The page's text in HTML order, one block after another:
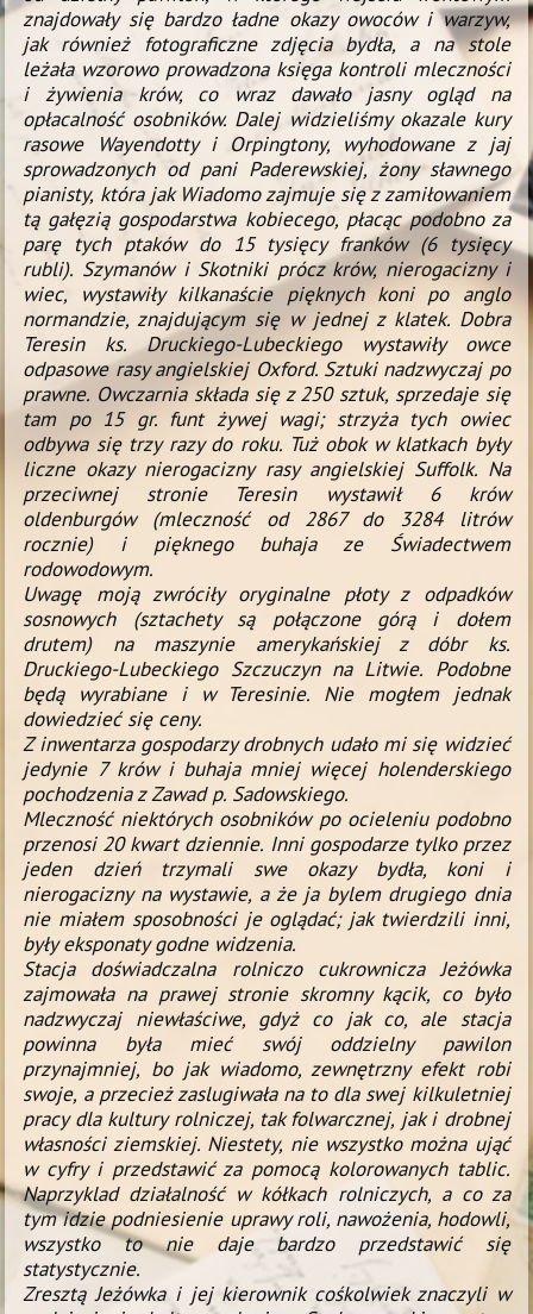
znajdowały się bardzo ładne okazy owoców i warzyw,
jak również fotograficzne zdjęcia bydła, a na stole
leżała wzorowo prowadzona księga kontroli mleczności
i żywienia krów, co wraz dawało jasny ogląd na
opłacalność osobników. Dalej widzieliśmy okazale kury
rasowe Wayendotty i Orpingtony, wyhodowane z jaj
sprowadzonych od pani Paderewskiej, żony sławnego
pianisty, która jak Wiadomo zajmuje się z zamiłowaniem
tą gałęzią gospodarstwa kobiecego, płacąc podobno za
parę tych ptaków do 15 tysięcy franków (6 tysięcy
rubli). Szymanów i Skotniki prócz krów, nierogacizny i
wiec, wystawiły kilkanaście pięknych koni po anglo
normandzie, znajdującym się w jednej z klatek. Dobra
Teresin ks. Druckiego-Lubeckiego wystawiły owce
odpasowe rasy angielskiej Oxford. Sztuki nadzwyczaj po
prawne. Owczarnia składa się z 250 sztuk, sprzedaje się
tam po 15 gr. funt żywej wagi; strzyża tych owiec
odbywa się trzy razy do roku. Tuż obok w klatkach były
liczne okazy nierogacizny rasy angielskiej Suffolk. Na
przeciwnej stronie Teresin wystawił 6 krów
oldenburgów (mleczność od 2867 do 3284 litrów
rocznie) i pięknego buhaja ze Świadectwem
rodowodowym.
Uwagę moją zwróciły oryginalne płoty z odpadków
sosnowych (sztachety są połączone górą i dołem
drutem) na maszynie amerykańskiej z dóbr ks.
Druckiego-Lubeckiego Szczuczyn na Litwie. Podobne
będą wyrabiane i w Teresinie. Nie mogłem jednak
dowiedzieć się ceny.
Z inwentarza gospodarzy drobnych udało mi się widzieć
jedynie 7 krów i buhaja mniej więcej holenderskiego
pochodzenia z Zawad p. Sadowskiego.
Mleczność niektórych osobników po ocieleniu podobno
przenosi 20 kwart dziennie. Inni gospodarze tylko przez
jeden dzień trzymali swe okazy bydła, koni i
nierogacizny na wystawie, a że ja bylem drugiego dnia
nie miałem sposobności je oglądać; jak twierdzili inni,
byłyeksponaty godne widzenia.
Stacja doświadczalna rolniczo cukrownicza Jeżówka
zajmowała na prawej stronie skromny kącik, co było
nadzwyczaj niewłaś­ciwe, gdyż co jak co, ale stacja
powinna była mieć swój oddzielny pawilon
przynajmniej, bo jak wiadomo, zewnętrzny efekt robi
swoje, a przecież zaslugiwała na to dla swej kilkuletniej
pracy dla kultury rolniczej, tak folwarcznej, jak i drobnej
wła­sności ziemskiej. Niestety, nie wszystko można ująć
w cyfry i przedstawić za pomocą kolorowanych tablic.
Naprzyklad działalność w kółkach rolniczych, a co za
tym idzie podniesienie uprawy roli, nawożenia, hodowli,
wszystkoto nie daje bardzo przedstawić się
statystycznie.
Zresztą Jeżówka i jej kierownik coś­kolwiek znaczyli w